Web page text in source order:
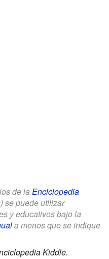
de la Enciclopedia
se puede utilizar
y educativos bajo la
a menos que se indique
Kiddle.